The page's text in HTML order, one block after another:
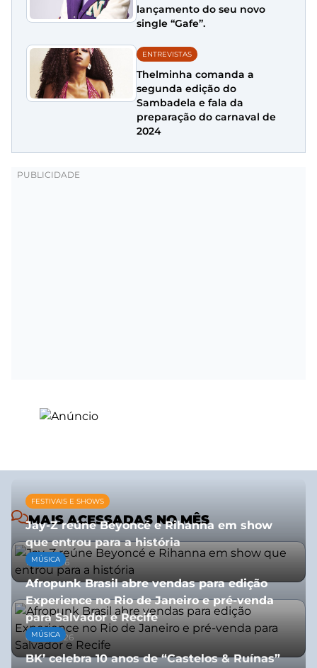
lançamento do seu novo
single “Gafe”.
ENTREVISTAS
Thelminha comanda a
segunda edição do
Sambadela e fala da
preparação do carnaval de
2024
MAIS ACESSADAS NO MÊS
FESTIVAIS E SHOWS
Jay-Z reúne Beyoncé e Rihanna em show
que entrou para a história
13/07/2026
MÚSICA
Afropunk Brasil abre vendas para edição
Experience no Rio de Janeiro e pré-venda
para Salvador e Recife
03/08/2026
MÚSICA
BK’ celebra 10 anos de “Castelos & Ruínas”